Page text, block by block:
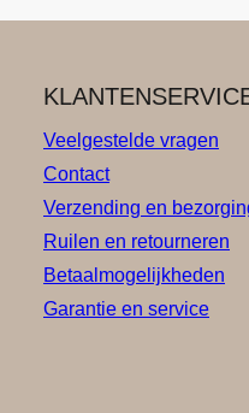
Veelgestelde vragen
Contact
Verzending en
Ruilen en retourneren
Betaalmogelijkheden
Garantie en service